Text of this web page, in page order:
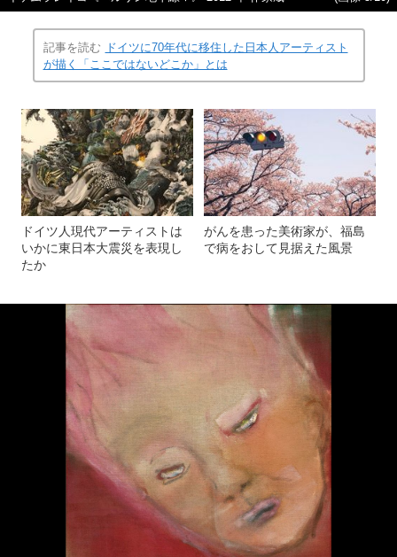
記事を読む
ドイツに70年代に移住した日本人アーティスト
が描く「ここではないどこか」とは
ドイツ人現代アーティストは
いかに東日本大震災を表現し
たか
がんを患った美術家が、福島
で病をおして見据えた風景